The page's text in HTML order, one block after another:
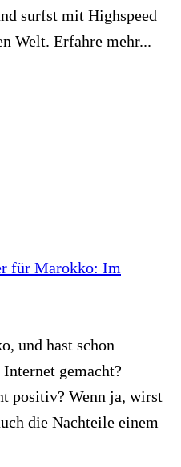
surfst mit Highspeed
Welt. Erfahre mehr...
für Marokko: Im
und hast schon
gemacht?
positiv? Wenn ja, wirst
die Nachteile einem